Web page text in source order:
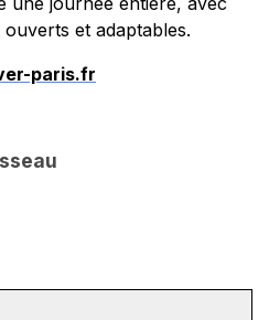
et adaptables.
paris.fr